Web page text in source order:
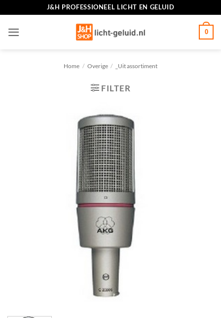
inhoud
J&H PROFESSIONEEL LICHT EN GELUID
0
Home / Overige / _Uit assortiment
FILTER